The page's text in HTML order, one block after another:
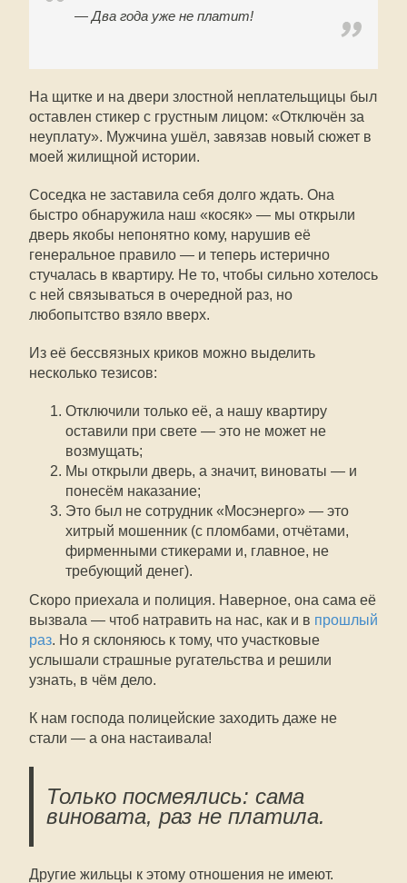
— Два года уже не платит!
На щитке и на двери злостной неплательщицы был
оставлен стикер с грустным лицом: «Отключён за
неуплату». Мужчина ушёл, завязав новый сюжет в
моей жилищной истории.
Соседка не заставила себя долго ждать. Она
быстро обнаружила наш «косяк» — мы открыли
дверь якобы непонятно кому, нарушив её
генеральное правило — и теперь истерично
стучалась в квартиру. Не то, чтобы сильно хотелось
с ней связываться в очередной раз, но
любопытство взяло вверх.
Из её бессвязных криков можно выделить
несколько тезисов:
Отключили только её, а нашу квартиру
оставили при свете — это не может не
возмущать;
Мы открыли дверь, а значит, виноваты — и
понесём наказание;
Это был не сотрудник «Мосэнерго» — это
хитрый мошенник (с пломбами, отчётами,
фирменными стикерами и, главное, не
требующий денег).
Скоро приехала и полиция. Наверное, она сама её
вызвала — чтоб натравить на нас, как и в прошлый
раз. Но я склоняюсь к тому, что участковые
услышали страшные ругательства и решили
узнать, в чём дело.
К нам господа полицейские заходить даже не
стали — а она настаивала!
Только посмеялись: сама
виновата, раз не платила.
Другие жильцы к этому отношения не имеют.